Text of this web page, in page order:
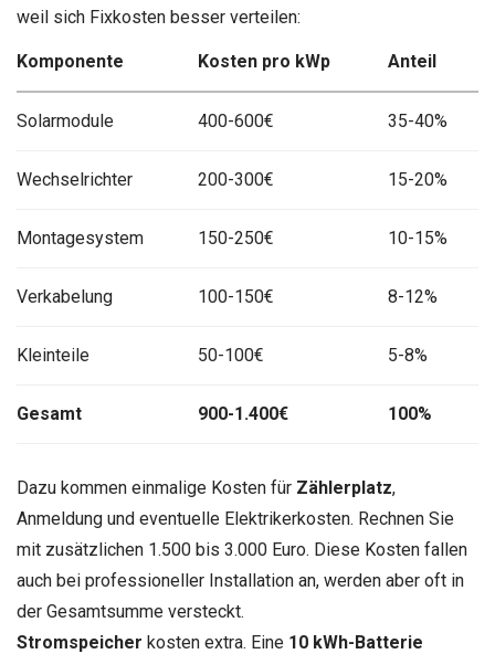
weil sich Fixkosten besser verteilen:
Komponente Kosten pro kWp Anteil
Solarmodule 400-600€ 35-40%
Wechselrichter 200-300€ 15-20%
Montagesystem 150-250€ 10-15%
Verkabelung 100-150€ 8-12%
Kleinteile 50-100€ 5-8%
Gesamt 900-1.400€ 100%
Dazu kommen einmalige Kosten für Zählerplatz,
Anmeldung und eventuelle Elektrikerkosten. Rechnen Sie
mit zusätzlichen 1.500 bis 3.000 Euro. Diese Kosten fallen
auch bei professioneller Installation an, werden aber oft in
der Gesamtsumme versteckt.
Stromspeicher kosten extra. Eine 10 kWh-Batterie